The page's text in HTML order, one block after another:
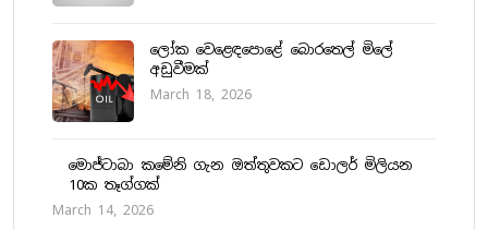
ලෝක වෙළෙඳපොළේ බොරතෙල් මිලේ
අඩුවීමක්
March 18, 2026
මොජ්ටාබා කමේනි ගැන ඔත්තුවකට ඩොලර් මිලියන
10ක තෑග්ගක්
March 14, 2026